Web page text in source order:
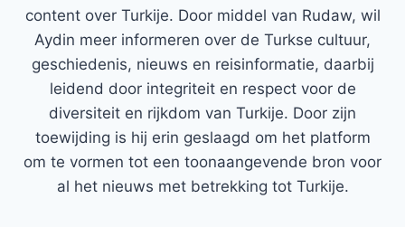
content over Turkije. Door middel van Rudaw, wil
Aydin meer informeren over de Turkse cultuur,
geschiedenis, nieuws en reisinformatie, daarbij
leidend door integriteit en respect voor de
diversiteit en rijkdom van Turkije. Door zijn
toewijding is hij erin geslaagd om het platform
om te vormen tot een toonaangevende bron voor
al het nieuws met betrekking tot Turkije.